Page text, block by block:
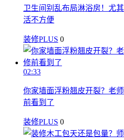
卫生间别乱布局淋浴房！尤
活不方便
装修PLUS 0
02:33
你家墙面浮粉翘皮开裂？老
前看到了
装修PLUS 0